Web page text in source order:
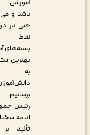
آموزشی موثر
باشد و می‌توانیم
حتی در دورترین
نقاط کشور
بسته‌های آموزشی
بهترین استادها را
به دست
دانش‌آموزان
برسانیم.
رئیس جمهور در
ادامه سخنانش با
تأکید بر تمرکز